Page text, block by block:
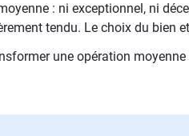
: ni exceptionnel, ni
tendu. Le choix du bien
une opération